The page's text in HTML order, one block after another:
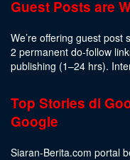
Guest Posts are
We’re offering guest post
2 permanent do-follow
publishing (1–24 hrs).
Top Stories di
Google
Siaran-Berita.com portal